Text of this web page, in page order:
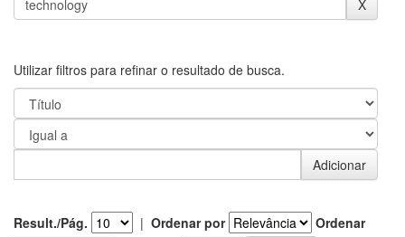
Utilizar filtros para refinar o resultado de busca.
Result./Pág. | Ordenar por
Ordenar